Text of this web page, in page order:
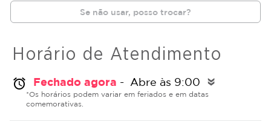
Se não usar, posso trocar?
Horário de Atendimento
alarm Fechado agora - Abre às 9:00 double_arrow
*Os horários podem variar em feriados e em datas
comemorativas.